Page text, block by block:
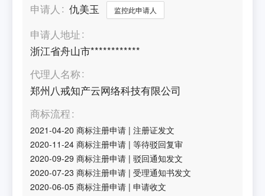
申请人
仇美玉 监控此申请人
申请人地址
浙江省舟山市************
代理人名称
郑州八戒知产云网络科技有限公司
商标流程
2021-04-20 商标注册申请 |注册证发文
2020-11-24 商标注册申请 |等待驳回复审
2020-09-29 商标注册申请 |驳回通知发文
2020-07-23 商标注册申请 |受理通知书发文
2020-06-05 商标注册申请 |申请收文